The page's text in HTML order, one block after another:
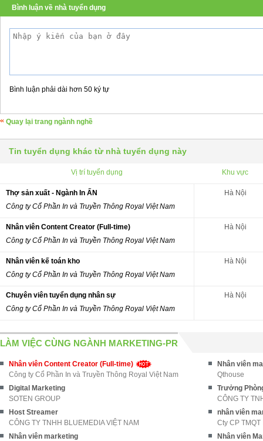
Bình luận về nhà tuyển dụng
Bình luận phải dài hơn 50 ký tự
Quay lại trang ngành nghề
Tin tuyển dụng khác từ nhà tuyển dụng này
Vị trí tuyển dụng Khu vực
Thợ sản xuất - Ngành In ẤN
Công ty Cổ Phần In và Truyền Thông Royal Việt Nam
Hà Nội
Nhân viên Content Creator (Full-time)
Công ty Cổ Phần In và Truyền Thông Royal Việt Nam
Hà Nội
Nhân viên kế toán kho
Công ty Cổ Phần In và Truyền Thông Royal Việt Nam
Hà Nội
Chuyên viên tuyển dụng nhân sự
Công ty Cổ Phần In và Truyền Thông Royal Việt Nam
Hà Nội
LÀM VIỆC CÙNG NGÀNH MARKETING-PR
Nhân viên Content Creator (Full-time)
Công ty Cổ Phần In và Truyền Thông Royal Việt Nam
Nhân viên
Qthouse
Digital Marketing
SOTEN GROUP
Trưởng
CÔNG TY
Host Streamer
CÔNG TY TNHH BLUEMEDIA VIỆT NAM
nhân viên
Cty CP
Nhân viên marketing
Nhân viên